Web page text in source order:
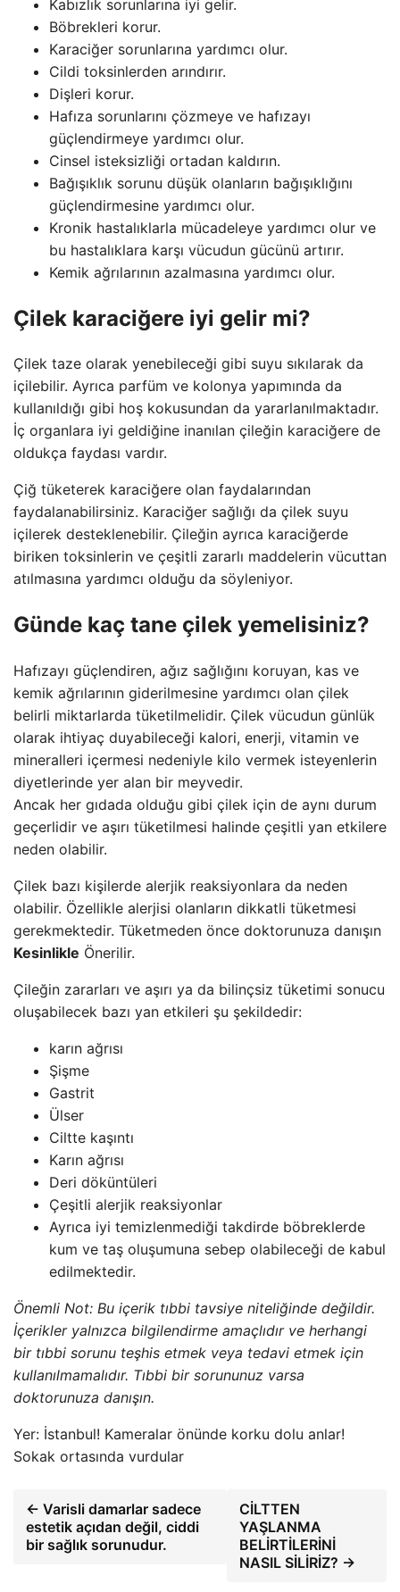
Kabızlık sorunlarına iyi gelir.
Böbrekleri korur.
Karaciğer sorunlarına yardımcı olur.
Cildi toksinlerden arındırır.
Dişleri korur.
Hafıza sorunlarını çözmeye ve hafızayı
güçlendirmeye yardımcı olur.
Cinsel isteksizliği ortadan kaldırın.
Bağışıklık sorunu düşük olanların bağışıklığını
güçlendirmesine yardımcı olur.
Kronik hastalıklarla mücadeleye yardımcı olur ve
bu hastalıklara karşı vücudun gücünü artırır.
Kemik ağrılarının azalmasına yardımcı olur.
Çilek karaciğere iyi gelir mi?
Çilek taze olarak yenebileceği gibi suyu sıkılarak da
içilebilir. Ayrıca parfüm ve kolonya yapımında da
kullanıldığı gibi hoş kokusundan da yararlanılmaktadır.
İç organlara iyi geldiğine inanılan çileğin karaciğere de
oldukça faydası vardır.
Çiğ tüketerek karaciğere olan faydalarından
faydalanabilirsiniz. Karaciğer sağlığı da çilek suyu
içilerek desteklenebilir. Çileğin ayrıca karaciğerde
biriken toksinlerin ve çeşitli zararlı maddelerin vücuttan
atılmasına yardımcı olduğu da söyleniyor.
Günde kaç tane çilek yemelisiniz?
Hafızayı güçlendiren, ağız sağlığını koruyan, kas ve
kemik ağrılarının giderilmesine yardımcı olan çilek
belirli miktarlarda tüketilmelidir. Çilek vücudun günlük
olarak ihtiyaç duyabileceği kalori, enerji, vitamin ve
mineralleri içermesi nedeniyle kilo vermek isteyenlerin
diyetlerinde yer alan bir meyvedir.
Ancak her gıdada olduğu gibi çilek için de aynı durum
geçerlidir ve aşırı tüketilmesi halinde çeşitli yan etkilere
neden olabilir.
Çilek bazı kişilerde alerjik reaksiyonlara da neden
olabilir. Özellikle alerjisi olanların dikkatli tüketmesi
gerekmektedir. Tüketmeden önce doktorunuza danışın
Kesinlikle Önerilir.
Çileğin zararları ve aşırı ya da bilinçsiz tüketimi sonucu
oluşabilecek bazı yan etkileri şu şekildedir:
karın ağrısı
Şişme
Gastrit
Ülser
Ciltte kaşıntı
Karın ağrısı
Deri döküntüleri
Çeşitli alerjik reaksiyonlar
Ayrıca iyi temizlenmediği takdirde böbreklerde
kum ve taş oluşumuna sebep olabileceği de kabul
edilmektedir.
Önemli Not: Bu içerik tıbbi tavsiye niteliğinde değildir.
İçerikler yalnızca bilgilendirme amaçlıdır ve herhangi
bir tıbbi sorunu teşhis etmek veya tedavi etmek için
kullanılmamalıdır. Tıbbi bir sorununuz varsa
doktorunuza danışın.
Yer: İstanbul! Kameralar önünde korku dolu anlar!
Sokak ortasında vurdular
← Varisli damarlar sadece
estetik açıdan değil, ciddi
bir sağlık sorunudur.
CİLTTEN
YAŞLANMA
BELİRTİLERİNİ
NASIL SİLİRİZ? →